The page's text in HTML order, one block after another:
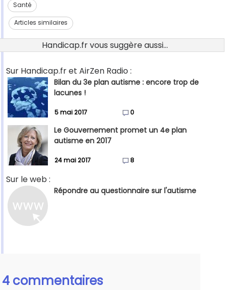
Santé
Articles similaires
Handicap.fr vous suggère aussi...
Sur Handicap.fr et AirZen Radio :
Bilan du 3e plan autisme : encore trop de
lacunes !
5 mai 2017 0
Le Gouvernement promet un 4e plan
autisme en 2017
24 mai 2017 8
Sur le web :
Répondre au questionnaire sur l'autisme
4 commentaires